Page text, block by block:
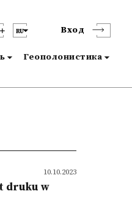
RU Вход
Геополонистика
10.10.2023
druku w